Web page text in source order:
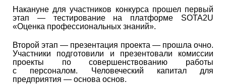
Накануне для участников конкурса прошел первый
этап — тестирование на платформе SOTA2U
«Оценка профессиональных знаний».
Второй этап — презентация проекта — прошла очно.
Участники подготовили и презентовали комиссии
проекты по совершенствованию работы
с персоналом. Человеческий капитал для
предприятия — основа основ.